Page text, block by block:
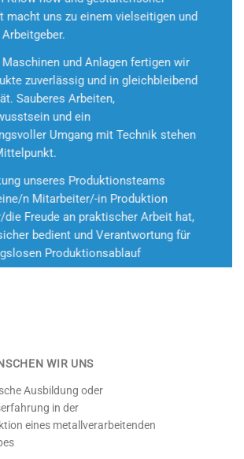
macht uns zu einem vielseitigen und
und Anlagen fertigen wir
zuverlässig und in gleichbleibend
Sauberes Arbeiten,
und ein
Umgang mit Technik stehen
unseres Produktionsteams
n Mitarbeiter/-in Produktion
Freude an praktischer Arbeit hat,
bedient und Verantwortung für
Produktionsablauf
WIR UNS
Ausbildung oder
in der
eines metallverarbeitenden